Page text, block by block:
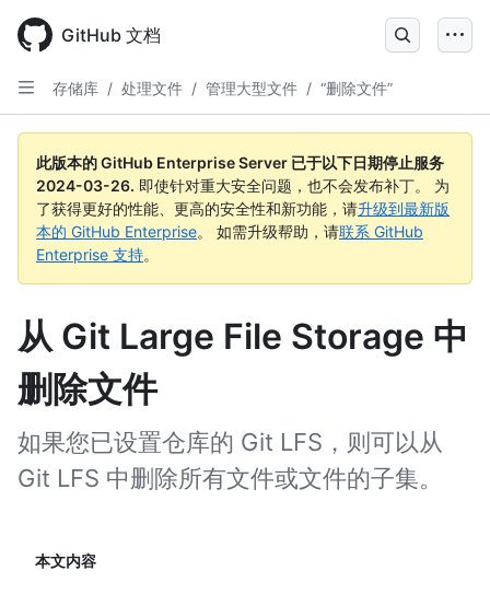
main
content
GitHub 文档
存储库 / 处理文件 / 管理大型文件 / “删除文件”
此版本的 GitHub Enterprise Server 已于以下日期停止服务
2024-03-26. 即使针对重大安全问题，也不会发布补丁。 为
了获得更好的性能、更高的安全性和新功能，请升级到最新版
本的 GitHub Enterprise。 如需升级帮助，请联系 GitHub
Enterprise 支持。
从 Git Large File Storage 中
删除文件
如果您已设置仓库的 Git LFS，则可以从
Git LFS 中删除所有文件或文件的子集。
本文内容